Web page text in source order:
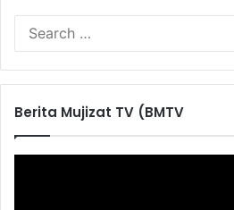
Berita Mujizat TV (BMTV